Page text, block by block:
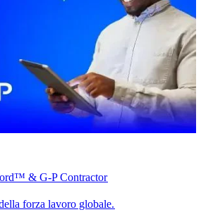
& G-P Contractor​​
forza lavoro globale.​​